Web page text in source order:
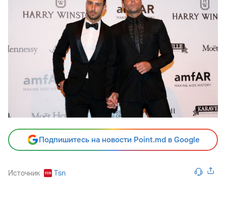
Подпишитесь на новости Point.md в Google
Источник Tsn